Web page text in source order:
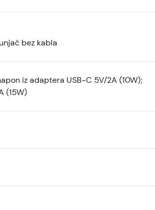
bez kabla
iz adaptera USB-C 5V/2A (10W);
(15W)